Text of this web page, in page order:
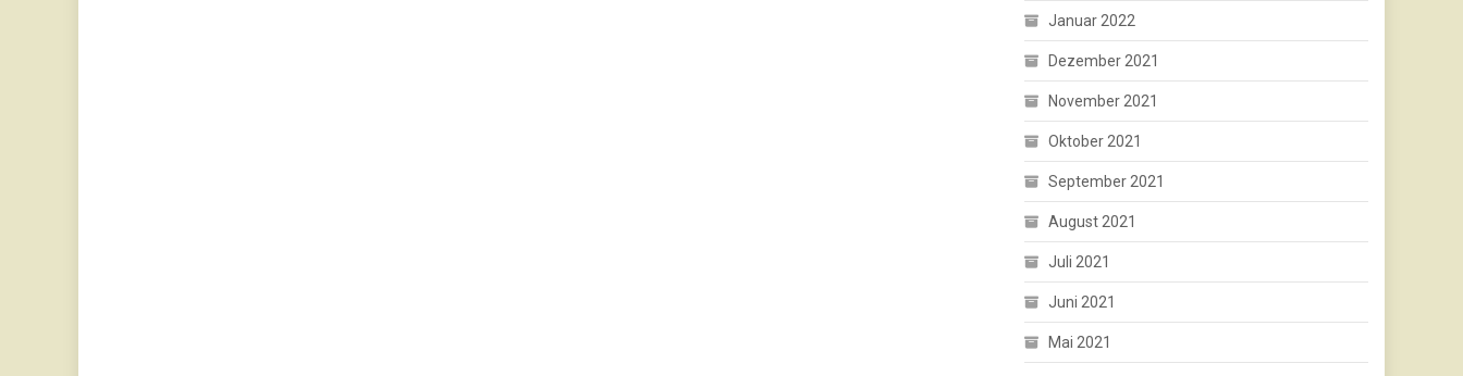
Januar 2022
Dezember 2021
November 2021
Oktober 2021
September 2021
August 2021
Juli 2021
Juni 2021
Mai 2021